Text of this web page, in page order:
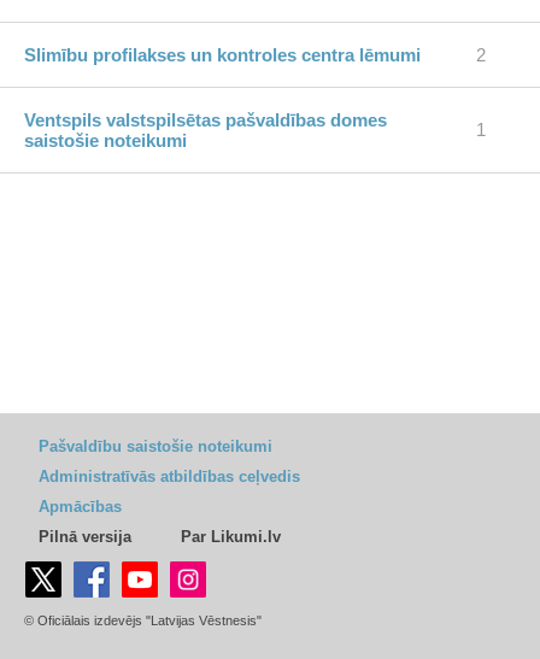
Slimību profilakses un kontroles centra lēmumi 2
Ventspils valstspilsētas pašvaldības domes
saistošie noteikumi
1
Pašvaldību saistošie noteikumi
Administratīvās atbildības ceļvedis
Apmācības
Pilnā versija
Par Likumi.lv
© Oficiālais izdevējs "Latvijas Vēstnesis"